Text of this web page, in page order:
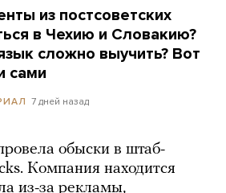
из постсоветских
в Чехию и Словакию?
сложно выучить? Вот
сами
7 дней назад
обыски в штаб-
Компания находится
из-за рекламы,